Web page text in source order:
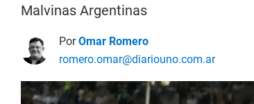
Malvinas Argentinas
PorOmar Romero
romero.omar@diariouno.com.ar